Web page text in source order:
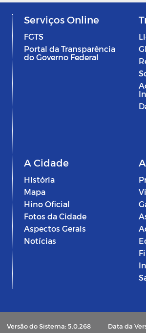
Serviços Online
FGTS
Portal da Transparência
do Governo Federal
A Cidade
História
Mapa
Hino Oficial
Fotos da Cidade
Aspectos Gerais
Notícias
Versão do Sistema: 5.0.268 Data da